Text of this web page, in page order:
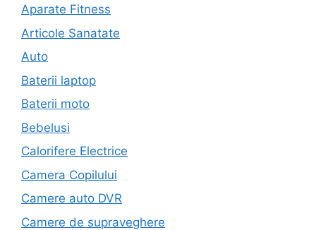
Aparate Fitness
Articole Sanatate
Auto
Baterii laptop
Baterii moto
Bebelusi
Calorifere Electrice
Camera Copilului
Camere auto DVR
Camere de supraveghere